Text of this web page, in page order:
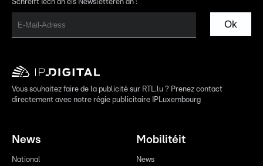
Schreift Iech an eis Newsletteren an :
Ok
Vous souhaitez faire de la publicité sur RTL.lu ? Prenez contact
directement avec notre régie publicitaire IPLuxembourg
News
National
Mobilitéit
News